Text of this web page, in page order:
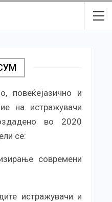
повеќејазично и
на истражувачи
во 2020
се:
современи
истражувачи и